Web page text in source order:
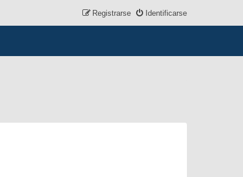
Identificarse
Registrarse